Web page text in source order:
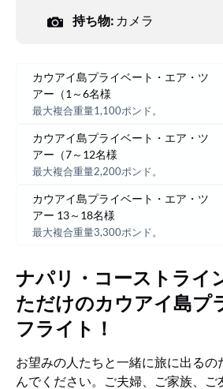
持ち物: カメラ
カウアイ島プライベート・エア・ツ
アー（1～6名様
最大複合重量1,100ポンド。
カウアイ島プライベート・エア・ツ
アー（7～12名様
最大複合重量2,200ポンド。
カウアイ島プライベート・エア・ツ
アー 13～18名様
最大複合重量3,300ポンド。
ナパリ・コーストライ
ただけのカウアイ島プ
フライト！
お望みの人たちと一緒に旅に出るの
んでください。ご夫婦、ご家族、ご